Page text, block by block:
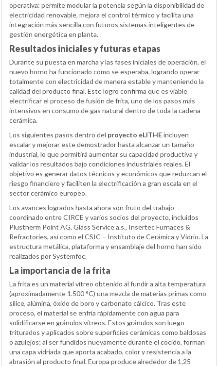
operativa: permite modular la potencia según la disponibilidad de
electricidad renovable, mejora el control térmico y facilita una
integración más sencilla con futuros sistemas inteligentes de
gestión energética en planta.
Resultados iniciales y futuras etapas
Durante su puesta en marcha y las fases iniciales de operación, el
nuevo horno ha funcionado como se esperaba, logrando operar
totalmente con electricidad de manera estable y manteniendo la
calidad del producto final. Este logro confirma que es viable
electrificar el proceso de fusión de frita, uno de los pasos más
intensivos en consumo de gas natural dentro de toda la cadena
cerámica.
Los siguientes pasos dentro del proyecto eLITHEincluyen
escalar y mejorar este demostrador hasta alcanzar un tamaño
industrial, lo que permitirá aumentar su capacidad productiva y
validar los resultados bajo condiciones industriales reales. El
objetivo es generar datos técnicos y económicos que reduzcan el
riesgo financiero y faciliten la electrificación a gran escala en el
sector cerámico europeo.
Los avances logrados hasta ahora son fruto del trabajo
coordinado entre CIRCE y varios socios del proyecto, incluidos
Plustherm Point AG, Glass Service a.s., Insertec Furnaces &
Refractories, así como el CSIC – Instituto de Cerámica y Vidrio. La
estructura metálica, plataforma y ensamblaje del horno han sido
realizados por Systemfoc.
La importancia de la frita
La frita es un material vítreo obtenido al fundir a alta temperatura
(aproximadamente 1.500 °C) una mezcla de materias primas como
sílice, alúmina, óxido de boro y carbonato cálcico. Tras este
proceso, el material se enfría rápidamente con agua para
solidificarse en gránulos vítreos. Estos gránulos son luego
triturados y aplicados sobre superficies cerámicas como baldosas
o azulejos; al ser fundidos nuevamente durante el cocido, forman
una capa vidriada que aporta acabado, color y resistencia a la
abrasión al producto final. Europa produce alrededor de 1,25